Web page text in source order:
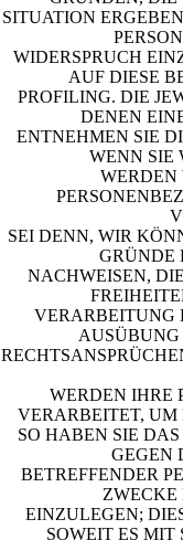
SITUATION
WIDERSPRUCH
AUF DIESE
PROFILING. DIE
DENEN
ENTNEHMEN SIE
WENN SIE
WERDEN
SEI DENN, WIR
GRÜNDE
NACHWEISEN,
VERARBEITUNG
WERDEN IHRE
VERARBEITET,
SO HABEN SIE
GEGEN
BETREFFENDER
ZWECKE
EINZULEGEN;
SOWEIT ES